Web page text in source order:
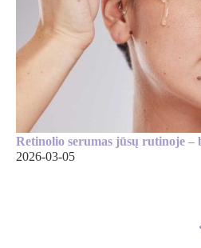
Retinolio serumas jūsų rutinoje –
2026-03-05